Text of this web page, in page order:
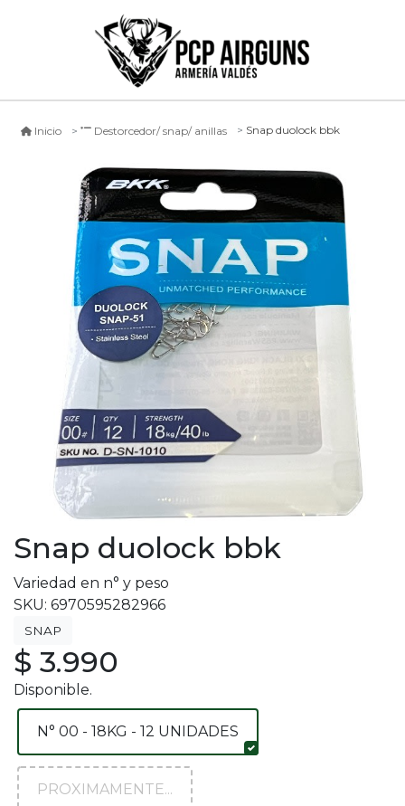
Inicio Destorcedor/ snap/ anillas Snap duolock bbk
Snap duolock bbk
Variedad en n° y peso
SKU: 6970595282966
SNAP
$ 3.990
Disponible.
N° 00 - 18KG - 12 UNIDADES
PROXIMAMENTE...